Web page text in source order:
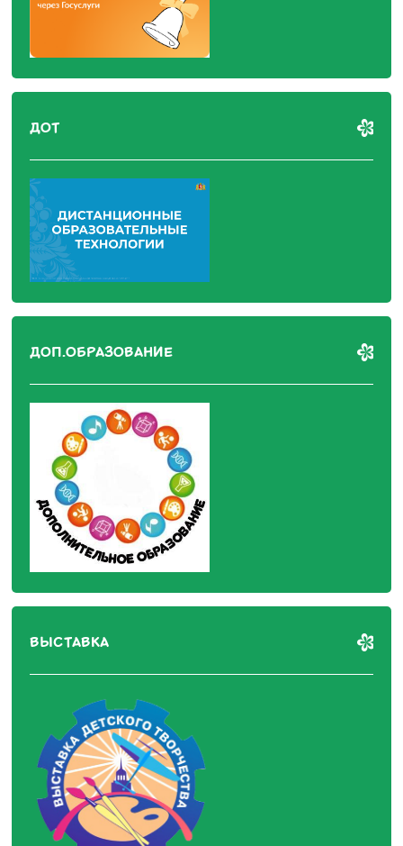
ДОТ
ДОП.ОБРАЗОВАНИЕ
ВЫСТАВКА